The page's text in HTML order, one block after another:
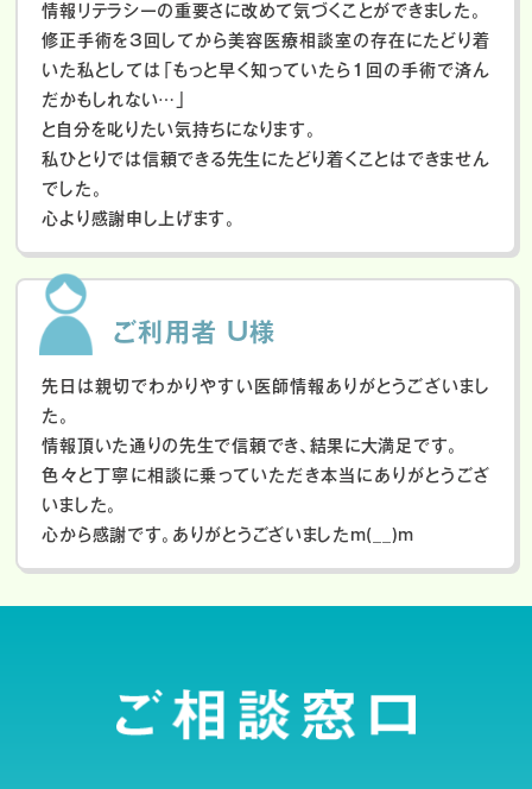
情報リテラシーの重要さに改めて気づくことができました。
修正手術を3回してから美容医療相談室の存在にたどり着
いた私としては「もっと早く知っていたら1回の手術で済ん
だかもしれない…」
と自分を叱りたい気持ちになります。
私ひとりでは信頼できる先生にたどり着くことはできません
でした。
心より感謝申し上げます。
ご利用者 U様
先日は親切でわかりやすい医師情報ありがとうございまし
た。
情報頂いた通りの先生で信頼でき、結果に大満足です。
色々と丁寧に相談に乗っていただき本当にありがとうござ
いました。
心から感謝です。ありがとうございましたm(__)m